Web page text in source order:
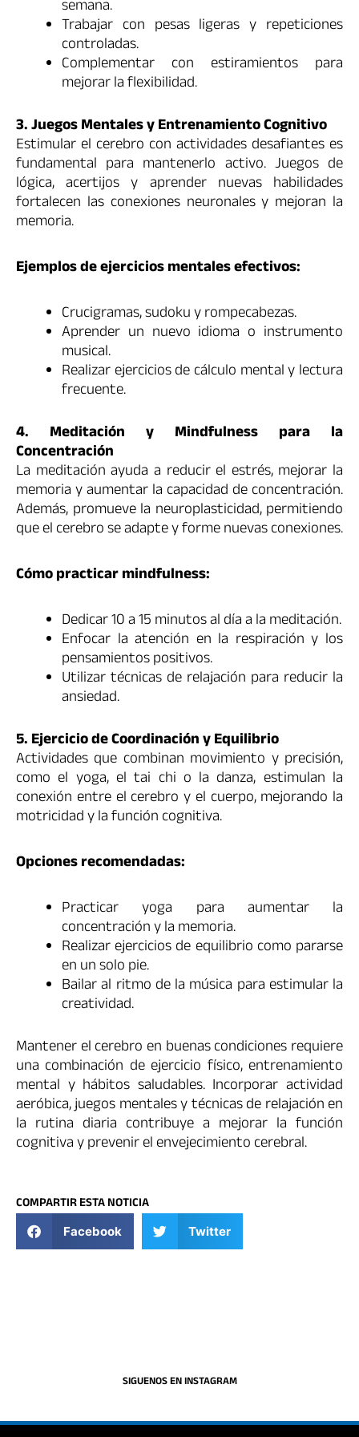
semana.
Trabajar con pesas ligeras y repeticiones
controladas.
Complementar con estiramientos para
mejorar la flexibilidad.
3. Juegos Mentales y Entrenamiento Cognitivo
Estimular el cerebro con actividades desafiantes es
fundamental para mantenerlo activo. Juegos de
lógica, acertijos y aprender nuevas habilidades
fortalecen las conexiones neuronales y mejoran la
memoria.
Ejemplos de ejercicios mentales efectivos:
Crucigramas, sudoku y rompecabezas.
Aprender un nuevo idioma o instrumento
musical.
Realizar ejercicios de cálculo mental y lectura
frecuente.
4. Meditación y Mindfulness para la
Concentración
La meditación ayuda a reducir el estrés, mejorar la
memoria y aumentar la capacidad de concentración.
Además, promueve la neuroplasticidad, permitiendo
que el cerebro se adapte y forme nuevas conexiones.
Cómo practicar mindfulness:
Dedicar 10 a 15 minutos al día a la meditación.
Enfocar la atención en la respiración y los
pensamientos positivos.
Utilizar técnicas de relajación para reducir la
ansiedad.
5. Ejercicio de Coordinación y Equilibrio
Actividades que combinan movimiento y precisión,
como el yoga, el tai chi o la danza, estimulan la
conexión entre el cerebro y el cuerpo, mejorando la
motricidad y la función cognitiva.
Opciones recomendadas:
Practicar yoga para aumentar la
concentración y la memoria.
Realizar ejercicios de equilibrio como pararse
en un solo pie.
Bailar al ritmo de la música para estimular la
creatividad.
Mantener el cerebro en buenas condiciones requiere
una combinación de ejercicio físico, entrenamiento
mental y hábitos saludables. Incorporar actividad
aeróbica, juegos mentales y técnicas de relajación en
la rutina diaria contribuye a mejorar la función
cognitiva y prevenir el envejecimiento cerebral.
COMPARTIR ESTA NOTICIA
Facebook Twitter
SIGUENOS EN INSTAGRAM